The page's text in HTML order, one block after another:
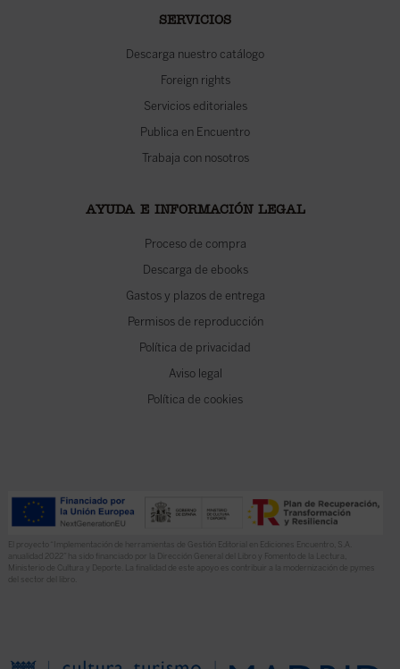
SERVICIOS
Descarga nuestro catálogo
Foreign rights
Servicios editoriales
Publica en Encuentro
Trabaja con nosotros
AYUDA E INFORMACIÓN LEGAL
Proceso de compra
Descarga de ebooks
Gastos y plazos de entrega
Permisos de reproducción
Política de privacidad
Aviso legal
Política de cookies
El proyecto “Implementación de herramientas de Gestión Editorial en Ediciones Encuentro, S.A.
anualidad 2022” ha sido financiado por la Dirección General del Libro y Fomento de la Lectura,
Ministerio de Cultura y Deporte. La finalidad de este apoyo es contribuir a la modernización de pymes
del sector del libro.